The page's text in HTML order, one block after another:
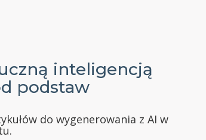
inteligencją
podstaw
do wygenerowania z AI w